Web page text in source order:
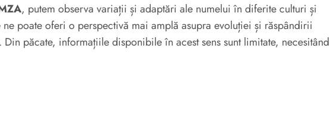
, putem observa variații și adaptări ale numelui în diferite culturi și
poate oferi o perspectivă mai amplă asupra evoluției și răspândirii
păcate, informațiile disponibile în acest sens sunt limitate, necesitând